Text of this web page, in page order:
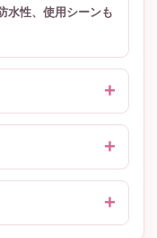
水性、使用シーンも